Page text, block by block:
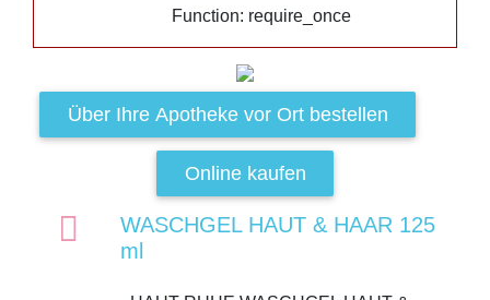
Function: require_once
Über Ihre Apotheke vor Ort bestellen
Online kaufen
WASCHGEL HAUT & HAAR 125
ml